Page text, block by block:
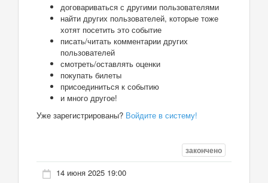
договариваться с другими пользователями
найти других пользователей, которые тоже
хотят посетить это событие
писать/читать комментарии других
пользователей
смотреть/оставлять оценки
покупать билеты
присоединиться к событию
и много другое!
Уже зарегистрированы? Войдите в систему!
закончено
14 июня 2025 19:00